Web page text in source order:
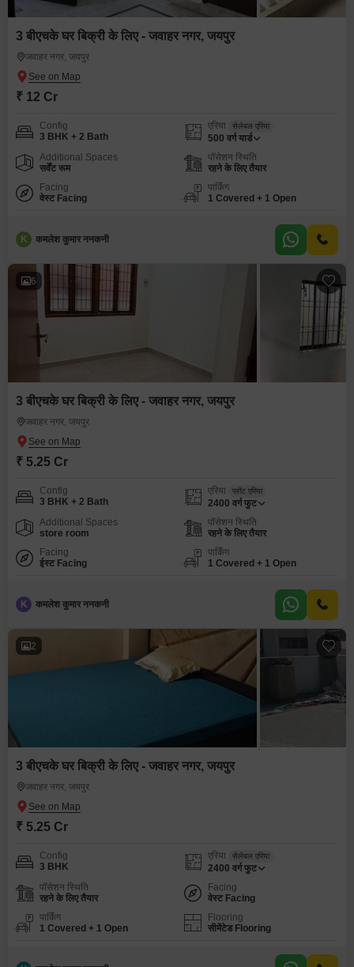
3 बीएचके घर बिक्री के लिए - जवाहर नगर, जयपुर
जवाहर नगर, जयपुर
₹ 12 Cr
Config
3 BHK + 2 Bath
एरिया सेलेबल एरिया
500 वर्ग यार्ड
Additional Spaces
सर्वेंट रूम
पॉसेशन स्थिति
रहने के लिए तैयार
Facing
वेस्ट Facing
पार्किंग
1 Covered + 1 Open
K कमलेश कुमार ननकनी
6
3 बीएचके घर बिक्री के लिए - जवाहर नगर, जयपुर
जवाहर नगर, जयपुर
₹ 5.25 Cr
Config
3 BHK + 2 Bath
एरिया प्लॉट एरिया
2400 वर्ग फुट
Additional Spaces
store room
पॉसेशन स्थिति
रहने के लिए तैयार
Facing
ईस्ट Facing
पार्किंग
1 Covered + 1 Open
K कमलेश कुमार ननकनी
2
3 बीएचके घर बिक्री के लिए - जवाहर नगर, जयपुर
जवाहर नगर, जयपुर
₹ 5.25 Cr
Config
3 BHK
एरिया सेलेबल एरिया
2400 वर्ग फुट
पॉसेशन स्थिति
रहने के लिए तैयार
Facing
वेस्ट Facing
पार्किंग
1 Covered + 1 Open
Flooring
सीमेंटेड Flooring